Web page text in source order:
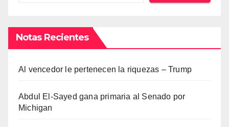
Notas Recientes
Al vencedor le pertenecen la riquezas – Trump
Abdul El-Sayed gana primaria al Senado por
Michigan